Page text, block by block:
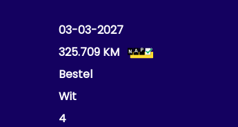
03-03-2027
325.709 KM
Bestel
Wit
4